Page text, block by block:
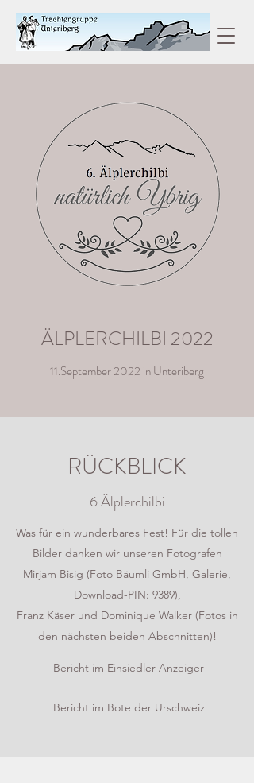
ÄLPLERCHILBI 2022
11.September 2022 in Unteriberg
RÜCKBLICK
6.Älplerchilbi
Was für ein wunderbares Fest! Für die tollen
Bilder danken wir unseren Fotografen
Mirjam Bisig (Foto Bäumli GmbH, Galerie,
Download-PIN: 9389),
Franz Käser und Dominique Walker (Fotos in
den nächsten beiden Abschnitten)!
Bericht im Einsiedler Anzeiger
Bericht im Bote der Urschweiz